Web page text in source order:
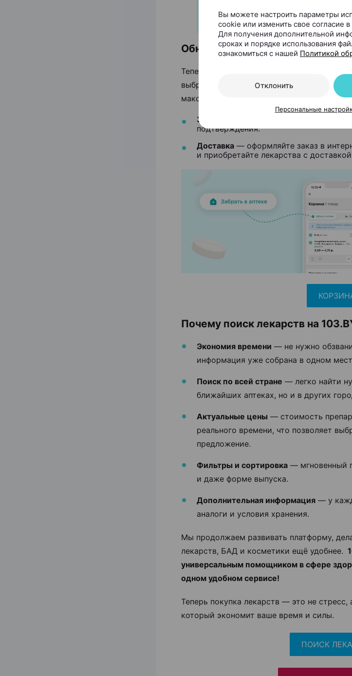
Обновление корзины
Теперь оформить заказ можно в пару
выбрать аптеку, в которой их можно
максимально гибкий:
Забрать в аптеке
подтверждения.
Доставка — оформляйте заказ в
и приобретайте лекарства с
Почему поиск лекарств на
Экономия времени — не нужно
информация уже собрана в одном
Поиск по всей стране — легко найти
ближайших аптеках, но и в других
Актуальные цены — стоимость
реального времени, что позволяет
предложение.
Фильтры и сортировка — мгновенный
и даже форме выпуска.
Дополнительная информация — у
аналоги и условия хранения.
Мы продолжаем развивать платформу,
лекарств, БАД и косметики ещё удобнее.
универсальным помощником в сфере
одном удобном сервисе!
Теперь покупка лекарств — это не
который экономит ваше время и силы.
ПОИСК
Вы можете настроить параметры
cookie или изменить свое согласие
Для получения дополнительной
сроках и порядке использования
ознакомиться с нашей Политикой
Отклонить
Персональные